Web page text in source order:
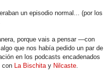
un episodio normal... (por los
porque vais a pensar —con
que nos había pedido un par de
en los podcasts encadenados
con La Bischitay Nilcaste.